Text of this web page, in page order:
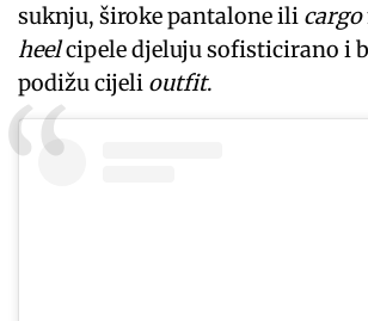
suknju, široke pantalone ili cargo
heelcipele djeluju sofisticirano i
podižu cijeli outfit.